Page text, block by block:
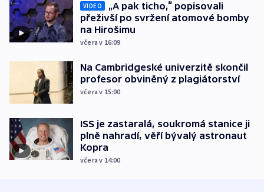
VIDEO
„A pak ticho,“ popisovali
přeživší po svržení atomové bomby
na Hirošimu
včera v 16:09
Na Cambridgeské univerzitě skončil
profesor obviněný z plagiátorství
včera v 15:00
ISS je zastaralá, soukromá stanice ji
plně nahradí, věří bývalý astronaut
Kopra
včera v 14:00